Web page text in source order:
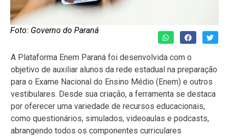
Foto: Governo do Paraná
A Plataforma Enem Paraná foi desenvolvida com o
objetivo de auxiliar alunos da rede estadual na preparação
para o Exame Nacional do Ensino Médio (Enem) e outros
vestibulares. Desde sua criação, a ferramenta se destaca
por oferecer uma variedade de recursos educacionais,
como questionários, simulados, videoaulas e podcasts,
abrangendo todos os componentes curriculares